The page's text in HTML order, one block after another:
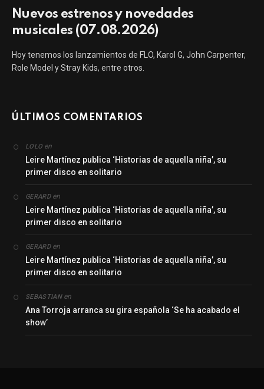
Nuevos estrenos y novedades
musicales (07.08.2026)
Hoy tenemos los lanzamientos de FLO, Karol G, John Carpenter,
Role Model y Stray Kids, entre otros.
ÚLTIMOS COMENTARIOS
LOLO en
Leire Martínez publica ‘Historias de aquella niña’, su
primer disco en solitario
GERARDen
Leire Martínez publica ‘Historias de aquella niña’, su
primer disco en solitario
GERARDen
Leire Martínez publica ‘Historias de aquella niña’, su
primer disco en solitario
SEBASTIANen
Ana Torroja arranca su gira española ‘Se ha acabado el
show’